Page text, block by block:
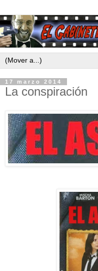
17 marzo 2014
La conspiración